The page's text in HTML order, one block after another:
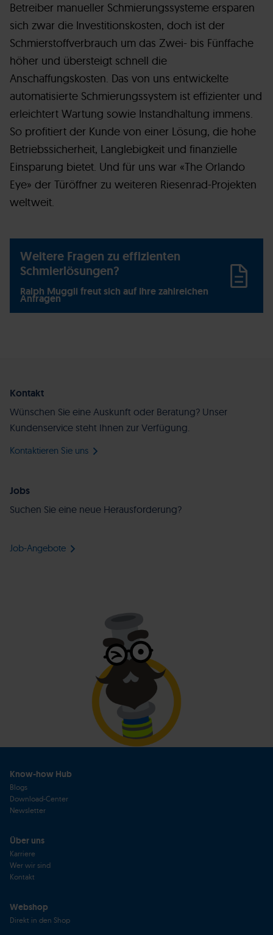
Betreiber manueller Schmierungssysteme ersparen
sich zwar die Investitionskosten, doch ist der
Schmierstoffverbrauch um das Zwei- bis Fünffache
höher und übersteigt schnell die
Anschaffungskosten. Das von uns entwickelte
automatisierte Schmierungssystem ist effizienter und
erleichtert Wartung sowie Instandhaltung immens.
So profitiert der Kunde von einer Lösung, die hohe
Betriebssicherheit, Langlebigkeit und finanzielle
Einsparung bietet. Und für uns war «The Orlando
Eye» der Türöffner zu weiteren Riesenrad-Projekten
weltweit.
Weitere Fragen zu effizienten
Schmierlösungen?
Ralph Muggli freut sich auf Ihre zahlreichen
Anfragen
Kontakt
Wünschen Sie eine Auskunft oder Beratung? Unser
Kundenservice steht Ihnen zur Verfügung.
Kontaktieren Sie uns
Jobs
Suchen Sie eine neue Herausforderung?
Job-Angebote
Know-how Hub
Blogs
Download-Center
Newsletter
Über uns
Karriere
Wer wir sind
Kontakt
Webshop
Direkt in den Shop